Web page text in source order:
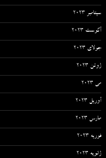
سپتامبر 2023
آگوست 2023
جولای 2023
ژوئن 2023
می 2023
آوریل 2023
مارس 2023
فوریه 2023
ژانویه 2023